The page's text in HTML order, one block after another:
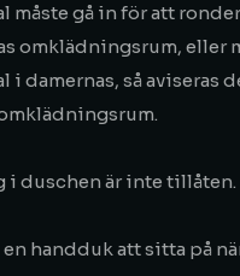
måste gå in för att
omklädningsrum, eller
i damernas, så aviseras
i duschen är inte tillåten.
handduk att sitta på